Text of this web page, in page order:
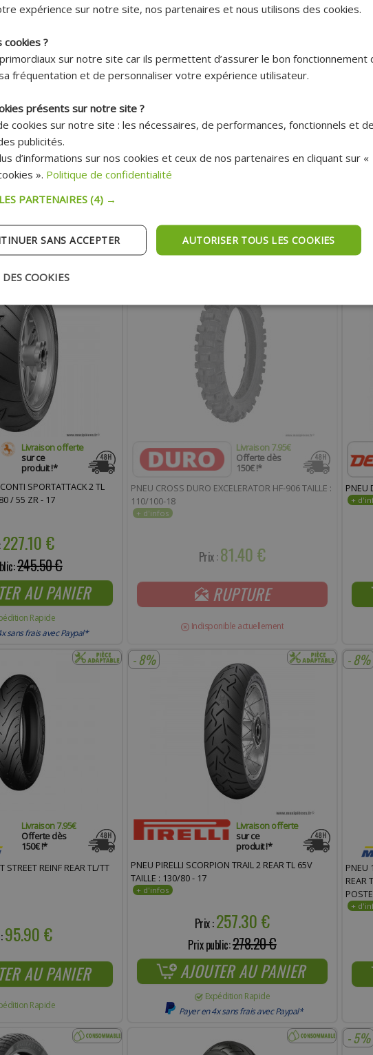
Livraison 7.95€
Offerte dès
DE ROUES ADHÉSIFS
ÉPAISSEUR 3,8MM
126.20 €
Rapide
sans frais avec Paypal*
Livraison 7.95€
Offerte dès
MASSES D'ÉQUILIBRAGE DE ROUES ADHÉSIFS
ADAPTABLE 12X5G ÉPAISSEUR 3,8MM BOITE DE
115.70 €
Expédition Rapide
Payer en 4x sans frais avec Paypal*
AVEC
Livraison offerte
sur ce
produit !*
SPORTATTACK 2 TL
/ 55 ZR - 17
227.10 €
245.50 €
AU PANIER
Rapide
sans frais avec Paypal*
Livraison 7.95€
Offerte dès
150€ !*
PNEU CROSS DURO EXCELERATOR HF-906 TAILLE :
110/100-18
Prix :81.40 €
RUPTURE
Indisponible actuellement
PNEU
Livraison 7.95€
Offerte dès
150€ !*
STREET REINF REAR TL/TT
95.90 €
AU PANIER
Rapide
- 8%
Livraison offerte
sur ce
produit !*
PNEU PIRELLI SCORPION TRAIL 2 REAR TL 65V
TAILLE : 130/80 - 17
Prix :257.30 €
Prix public:278.20 €
AJOUTER AU PANIER
Expédition Rapide
Payer en 4x sans frais avec Paypal*
- 8%
PNEU
REAR
- 5%
expérience sur notre site, nos partenaires et nous utilisons des cookies.
cookies ?
sur notre site car ils permettent d’assurer le bon fonctionnement
fréquentation et de personnaliser votre expérience utilisateur.
présents sur notre site ?
cookies sur notre site : les nécessaires, de performances, fonctionnels et de
publicités.
d’informations sur nos cookies et ceux de nos partenaires en cliquant sur «
». Politique de confidentialité
PARTENAIRES (4) →
AUTORISER TOUS LES COOKIES
SANS ACCEPTER
COOKIES